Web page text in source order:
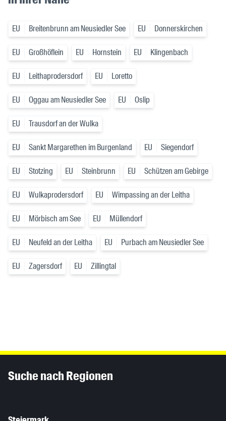
EU Breitenbrunn am Neusiedler See EU Donnerskirchen
EU Großhöflein EU Hornstein EU Klingenbach
EU Leithaprodersdorf EU Loretto
EU Oggau am Neusiedler See EU Oslip
EU Trausdorf an der Wulka
EU Sankt Margarethen im Burgenland EU Siegendorf
EU Stotzing EU Steinbrunn EU Schützen am Gebirge
EU Wulkaprodersdorf EU Wimpassing an der Leitha
EU Mörbisch am See EU Müllendorf
EU Neufeld an der Leitha EU Purbach am Neusiedler See
EU Zagersdorf EU Zillingtal
Suche nach Regionen